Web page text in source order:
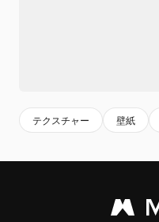
テクスチャー 壁紙